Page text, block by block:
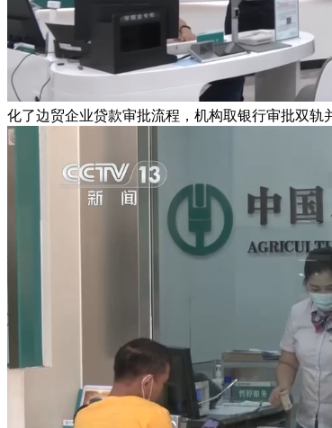
化了边贸企业贷款审批流程，机构取银行审批双轨